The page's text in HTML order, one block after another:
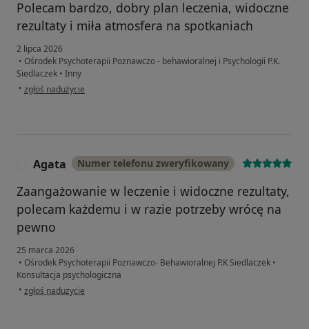
Polecam bardzo, dobry plan leczenia, widoczne
rezultaty i miła atmosfera na spotkaniach
2 lipca 2026
• Ośrodek Psychoterapii Poznawczo - behawioralnej i Psychologii P.K.
Siedlaczek • Inny
• w opinii użytkownika Dawid
zgłoś nadużycie
Agata Numer telefonu zweryfikowany
Zaangażowanie w leczenie i widoczne rezultaty,
polecam każdemu i w razie potrzeby wrócę na
pewno
25 marca 2026
• Ośrodek Psychoterapii Poznawczo- Behawioralnej P.K Siedlaczek •
Konsultacja psychologiczna
• w opinii użytkownika Agata
zgłoś nadużycie